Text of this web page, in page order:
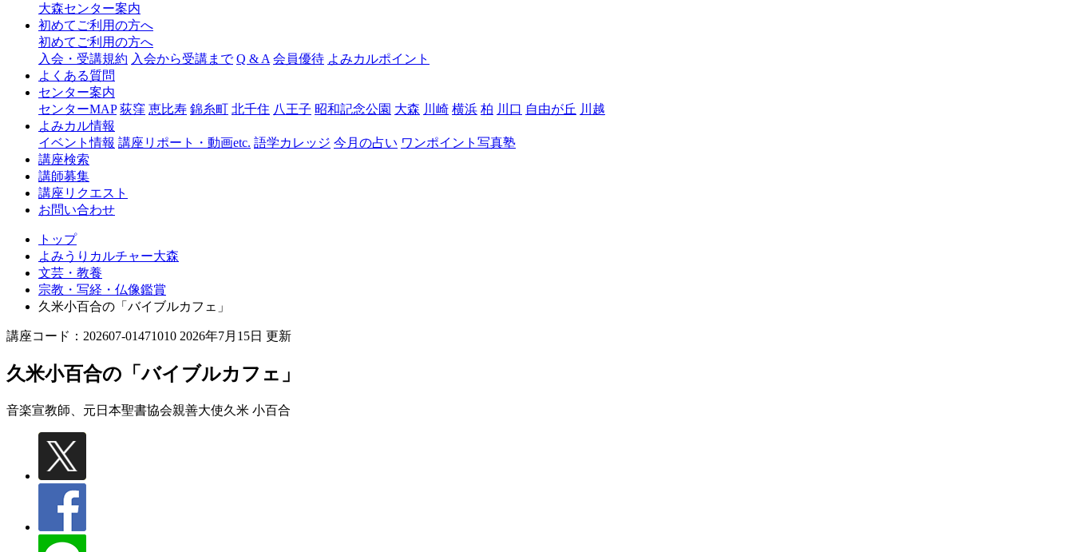
ャ
大
森
大森センター案内
初めてご利用の方へ
初めてご利用の方へ
入会・受講規約 入会から受講まで Q & A 会員優待 よみカルポイント
よくある質問
センター案内
センターMAP 荻窪 恵比寿 錦糸町 北千住 八王子 昭和記念公園 大森 川崎 横浜 柏 川口 自由が丘 川越
よみカル情報
イベント情報 講座リポート・動画etc. 語学カレッジ 今月の占い ワンポイント写真塾
講座検索
講師募集
講座リクエスト
お問い合わせ
トップ
よみうりカルチャー大森
文芸・教養
宗教・写経・仏像鑑賞
久米小百合の「バイブルカフェ」
講座コード：202607-01471010 2026年7月15日 更新
久米小百合の「バイブルカフェ」
音楽宣教師、元日本聖書協会親善大使久米 小百合